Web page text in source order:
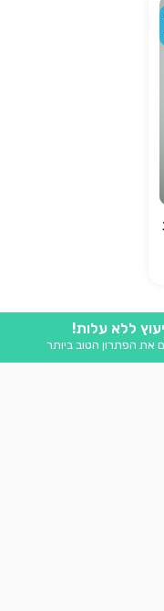
ללא עלות!
את הפתרון הטוב ביותר